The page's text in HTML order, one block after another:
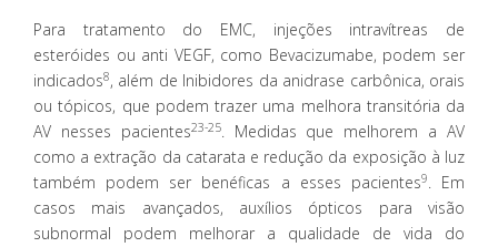
Para tratamento do EMC, injeções intravítreas de
esteróides ou anti VEGF, como Bevacizumabe, podem ser
indicados8, além de Inibidores da anidrase carbônica, orais
ou tópicos, que podem trazer uma melhora transitória da
AV nesses pacientes23-25. Medidas que melhorem a AV
como a extração da catarata e redução da exposição à luz
também podem ser benéficas a esses pacientes9. Em
casos mais avançados, auxílios ópticos para visão
subnormal podem melhorar a qualidade de vida do